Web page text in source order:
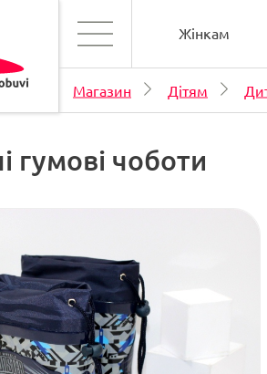
Жінкам
Магазин Дітям
гумові чоботи